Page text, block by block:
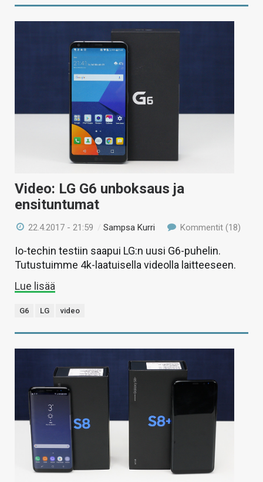
Video: LG G6 unboksaus ja
ensituntumat
22.4.2017 - 21:59 /Sampsa Kurri Kommentit (18)
Io-techin testiin saapui LG:n uusi G6-puhelin.
Tutustuimme 4k-laatuisella videolla laitteeseen.
Lue lisää
G6 LG video